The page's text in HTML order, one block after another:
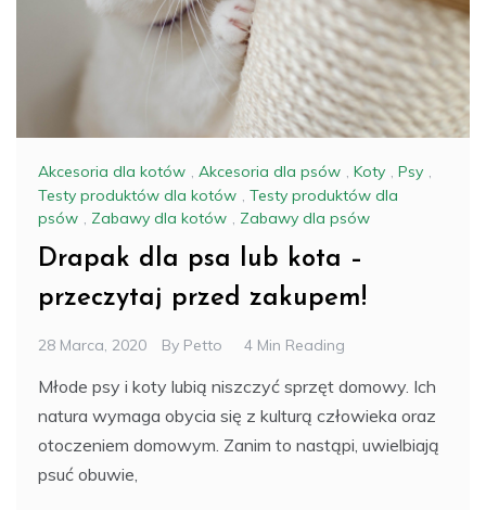
Akcesoria dla kotów , Akcesoria dla psów , Koty , Psy ,
Testy produktów dla kotów , Testy produktów dla
psów , Zabawy dla kotów , Zabawy dla psów
Drapak dla psa lub kota –
przeczytaj przed zakupem!
28 Marca, 2020 By Petto 4 Min Reading
Młode psy i koty lubią niszczyć sprzęt domowy. Ich
natura wymaga obycia się z kulturą człowieka oraz
otoczeniem domowym. Zanim to nastąpi, uwielbiają
psuć obuwie,